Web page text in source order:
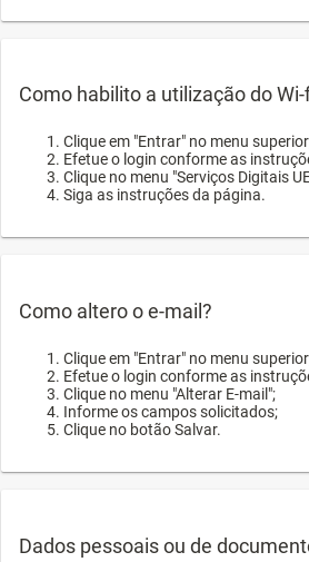
Como habilito a utilização do Wi-
Clique em "Entrar" no menu
Efetue o login conforme as
Clique no menu "Serviços Digitais
Siga as instruções da página.
Como altero o e-mail?
Clique em "Entrar" no menu
Efetue o login conforme as
Clique no menu "Alterar E-mail";
Informe os campos solicitados;
Clique no botão Salvar.
Dados pessoais ou de